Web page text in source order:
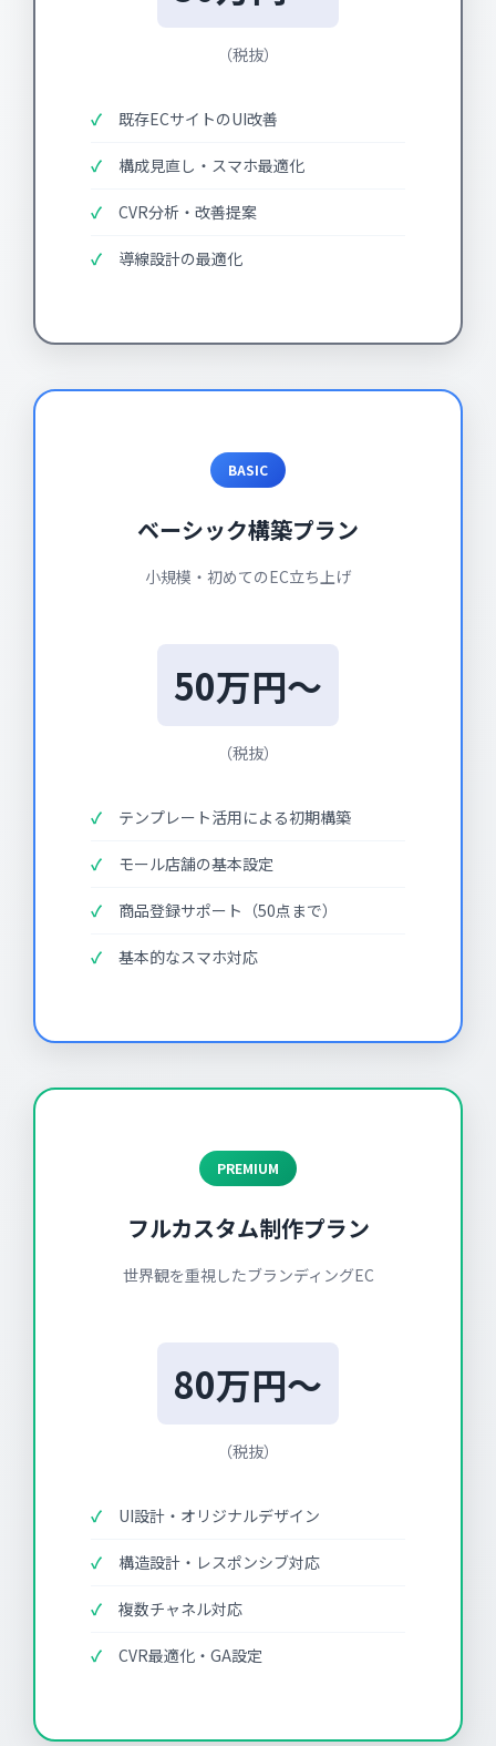
（税抜）
既存ECサイトのUI改善
構成見直し・スマホ最適化
CVR分析・改善提案
導線設計の最適化
BASIC
ベーシック構築プラン
小規模・初めてのEC立ち上げ
50万円～
（税抜）
テンプレート活用による初期構築
モール店舗の基本設定
商品登録サポート（50点まで）
基本的なスマホ対応
PREMIUM
フルカスタム制作プラン
世界観を重視したブランディングEC
80万円～
（税抜）
UI設計・オリジナルデザイン
構造設計・レスポンシブ対応
複数チャネル対応
CVR最適化・GA設定